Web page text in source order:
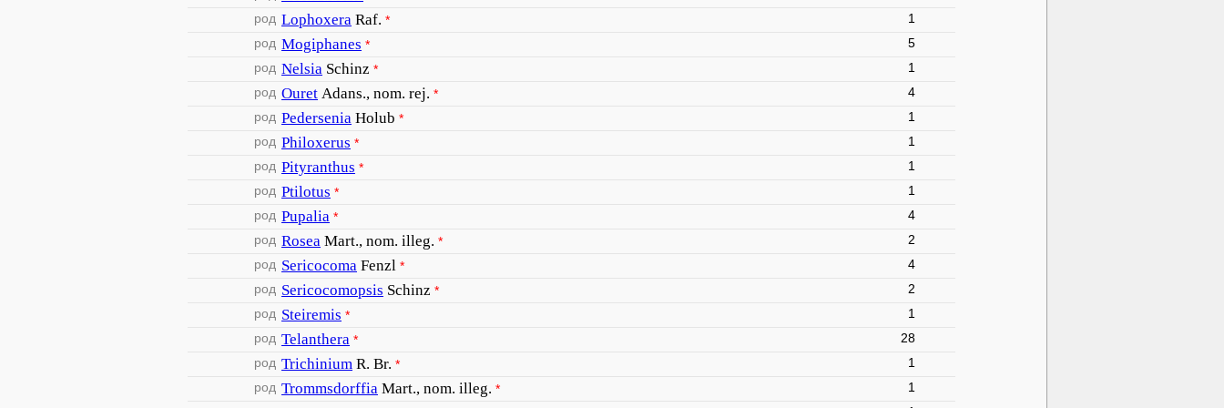
род Lophoxera Raf. *
1
род Mogiphanes *
5
род Nelsia Schinz *
1
род Ouret Adans., nom. rej. *
4
род Pedersenia Holub *
1
род Philoxerus *
1
род Pityranthus *
1
род Ptilotus *
1
род Pupalia *
4
род Rosea Mart., nom. illeg. *
2
род Sericocoma Fenzl *
4
род Sericocomopsis Schinz *
2
род Steiremis *
1
род Telanthera *
28
род Trichinium R. Br. *
1
род Trommsdorffia Mart., nom. illeg. *
1